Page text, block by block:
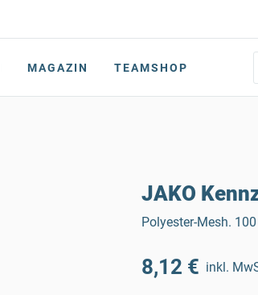
MAGAZIN TEAMSHOP
JAKO
Polyester-Mesh.
8,12 € inkl.